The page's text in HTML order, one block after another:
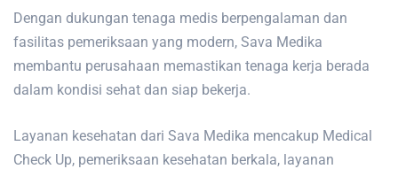
Dengan dukungan tenaga medis berpengalaman dan
fasilitas pemeriksaan yang modern, Sava Medika
membantu perusahaan memastikan tenaga kerja berada
dalam kondisi sehat dan siap bekerja.
Layanan kesehatan dari Sava Medika mencakup Medical
Check Up, pemeriksaan kesehatan berkala, layanan